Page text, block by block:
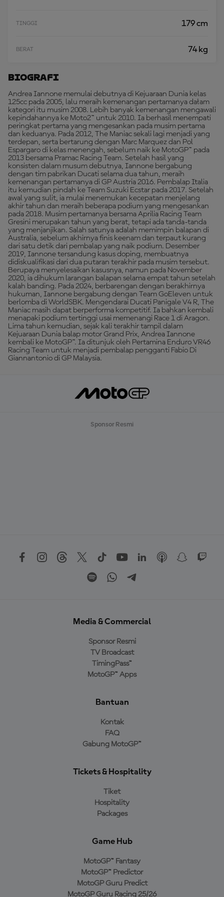
TINGGI 179 cm
BERAT 74 kg
Biografi
Andrea Iannone memulai debutnya di Kejuaraan Dunia kelas
125cc pada 2005, lalu meraih kemenangan pertamanya dałam
kategori itu musim 2008. Lebih banyak kemenangan mengawali
kepindahannya ke Moto2™ untuk 2010. Ia berhasil menempati
peringkat pertama yang mengesankan pada musim pertama
dan keduanya. Pada 2012, The Maniac sekali lagi menjadi yang
terdepan, serta bertarung dengan Marc Marquez dan Pol
Espargaro di kelas menengah, sebelum naik ke MotoGP™ pada
2013 bersama Pramac Racing Team. Setelah hasil yang
konsisten dalam musum debutnya, Iannone bergabung
dengan tim pabrikan Ducati selama dua tahun, meraih
kemenangan pertamanya di GP Austria 2016. Pembalap Italia
itu kemudian pindah ke Team Suzuki Ecstar pada 2017. Setelah
awal yang sulit, ia mulai menemukan kecepatan menjelang
akhir tahun dan meraih beberapa podium yang mengesankan
pada 2018. Musim pertamanya bersama Aprilia Racing Team
Gresini merupakan tahun yang berat, tetapi ada tanda-tanda
yang menjanjikan. Salah satunya adalah memimpin balapan di
Australia, sebelum akhirnya finis keenam dan terpaut kurang
dari satu detik dari pembalap yang naik podium. Desember
2019, Iannone tersandung kasus doping, membuatnya
didiskualifikasi dari dua putaran terakhir pada musim tersebut.
Berupaya menyelesaikan kasusnya, namun pada November
2020, ia dihukum larangan balapan selama empat tahun setelah
kalah banding. Pada 2024, berbarengan dengan berakhirnya
hukuman, Iannone bergabung dengan Team GoEleven untuk
berlomba di WorldSBK. Mengendarai Ducati Panigale V4 R, The
Maniac masih dapat berperforma kompetitif. Ia bahkan kembali
menapaki podium tertinggi usai memenangi Race 1 di Aragon.
Lima tahun kemudian, sejak kali terakhir tampil dalam
Kejuaraan Dunia balap motor Grand Prix, Andrea Iannone
kembali ke MotoGP™. Ia ditunjuk oleh Pertamina Enduro VR46
Racing Team untuk menjadi pembalap pengganti Fabio Di
Giannantonio di GP Malaysia.
Sponsor Resmi
Media & Commercial
Sponsor Resmi
TV Broadcast
TimingPass™
MotoGP™ Apps
Bantuan
Kontak
FAQ
Gabung MotoGP™
Tickets & Hospitality
Tiket
Hospitality
Packages
Game Hub
MotoGP™ Fantasy
MotoGP™ Predictor
MotoGP Guru Predict
MotoGP Guru Racing 25/26